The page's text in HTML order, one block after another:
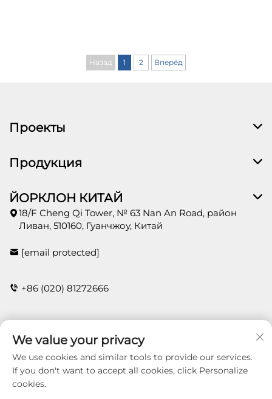
Назад 1 2 Вперёд
Проекты
Продукция
ЙОРКЛОН КИТАЙ
18/F Cheng Qi Tower, № 63 Nan An Road, район
Ливан, 510160, Гуанчжоу, Китай
[email protected]
+86 (020) 81272666
КОНТАКТЫ
Copyright © 2026 Guangzhou Yorklon Wallcoverings
We value your privacy
We use cookies and similar tools to provide our services.
If you don't want to accept all cookies, click Personalize
cookies.